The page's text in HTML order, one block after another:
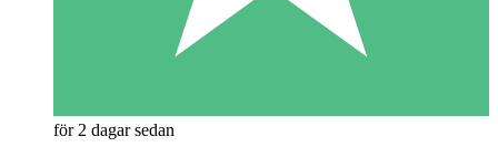
för 2 dagar sedan